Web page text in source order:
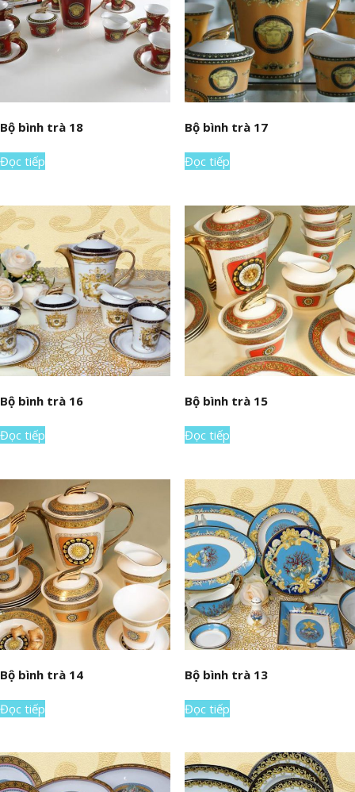
Bộ bình trà 18
Đọc tiếp
Bộ bình trà 17
Đọc tiếp
Bộ bình trà 16
Đọc tiếp
Bộ bình trà 15
Đọc tiếp
Bộ bình trà 14
Đọc tiếp
Bộ bình trà 13
Đọc tiếp